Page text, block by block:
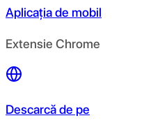
Aplicația de mobil
Extensie Chrome
Descarcă de pe